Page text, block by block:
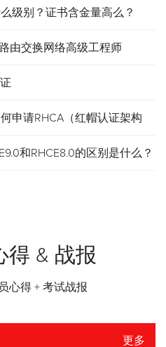
级别？证书含金量高么？
由交换网络高级工程师
申请RHCA（红帽认证架构
和RHCE8.0的区别是什么？
得 & 战报
心得 + 考试战报
更多